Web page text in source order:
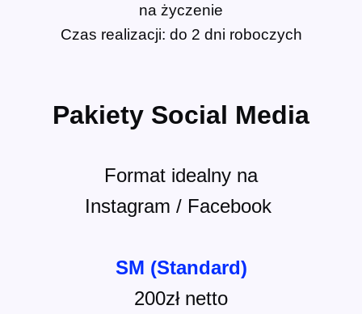
na życzenie
Czas realizacji: do 2 dni roboczych
Pakiety Social Media
Format idealny na
Instagram / Facebook
SM (Standard)
200zł netto